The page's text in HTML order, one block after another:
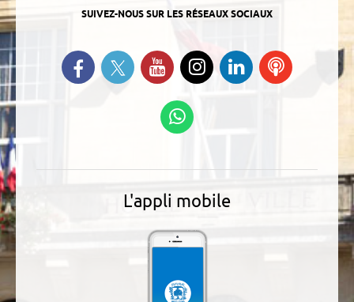
SUIVEZ-NOUS SUR LES RÉSEAUX SOCIAUX
Retrouvez-nous sur Facebook
Suivez-nous sur Twitter
Suivez-nous sur YouTube
Suivez-nous sur
Instagram
Retrouvez-
nous sur
Ecoutez
L'appli mobile